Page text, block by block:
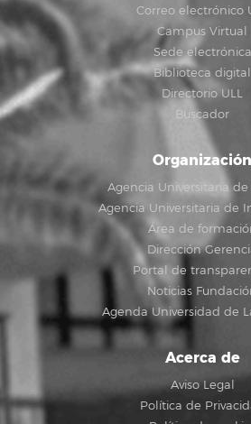
Correo electrónico
Campus Virtual
Sede electrónica
Biblioteca digital
Directorio ULL
Buscador
Organización
Agencia Universitaria
Agencia Universitaria de
Área de
Dirección
Portal de
Noticias
Agenda Universidad de
Acerca de
Aviso Legal
Política de